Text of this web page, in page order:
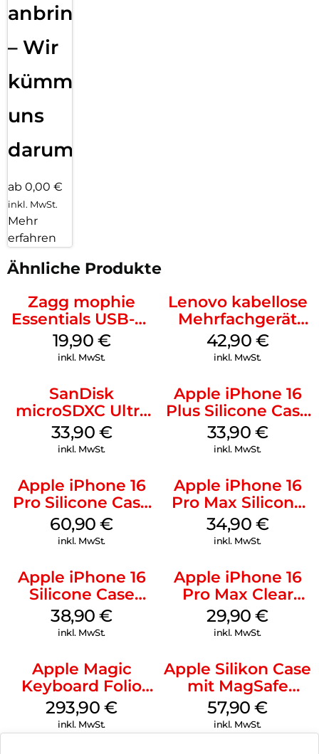
anbringen
– Wir
kümmern
uns
darum!
ab 0,00 €
inkl. MwSt.
Mehr
erfahren
Ähnliche Produkte
Zagg mophie
Essentials USB-C-
20W Charger PD
Weiß
19,90 €
inkl. MwSt.
Lenovo kabellose
Mehrfachgerät
Luna Grey
42,90 €
inkl. MwSt.
SanDisk
microSDXC Ultra
128 GB + Adapter
Mobile
33,90 €
inkl. MwSt.
Apple iPhone 16
Plus Silicone Case
MagSafe Lake
Green
33,90 €
inkl. MwSt.
Apple iPhone 16
Pro Silicone Case
MagSafe Stone
Gray
60,90€
inkl. MwSt.
Apple iPhone 16
Pro Max Silicone
Case MagSafe
Denim
34,90 €
inkl. MwSt.
Apple iPhone 16
Silicone Case
MagSafe
Ultramarine
38,90€
inkl. MwSt.
Apple iPhone 16
Pro Max Clear
Case MagSafe
Transparent
29,90€
inkl. MwSt.
Apple Magic
Keyboard Folio
iPad 10.9″ (10.Gen.)
Weiß
293,90€
inkl. MwSt.
Apple Silikon Case
mit MagSafe
iPhone 14 Pro
(PRODUCT)RED
57,90€
inkl. MwSt.